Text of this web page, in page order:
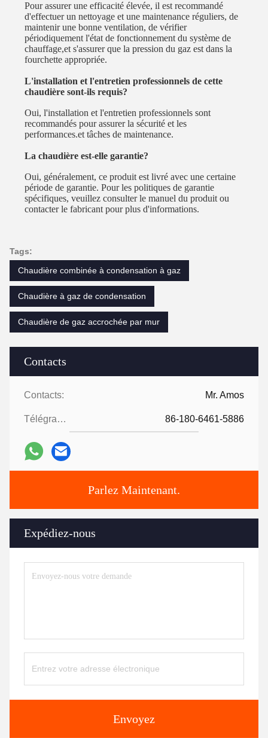
Contacts
Contacts: Mr. Amos
Télégramme: 86-180-6461-5886
Parlez Maintenant.
Expédiez-nous
Envoyez
Pour assurer une efficacité élevée, il est recommandé
d'effectuer un nettoyage et une maintenance réguliers, de
maintenir une bonne ventilation, de vérifier
périodiquement l'état de fonctionnement du système de
chauffage,et s'assurer que la pression du gaz est dans la
fourchette appropriée.
L'installation et l'entretien professionnels de cette
chaudière sont-ils requis?
Oui, l'installation et l'entretien professionnels sont
recommandés pour assurer la sécurité et les
performances.et tâches de maintenance.
La chaudière est-elle garantie?
Oui, généralement, ce produit est livré avec une certaine
période de garantie. Pour les politiques de garantie
spécifiques, veuillez consulter le manuel du produit ou
contacter le fabricant pour plus d'informations.
Tags:
Chaudière combinée à condensation à gaz
Chaudière à gaz de condensation
Chaudière de gaz accrochée par mur